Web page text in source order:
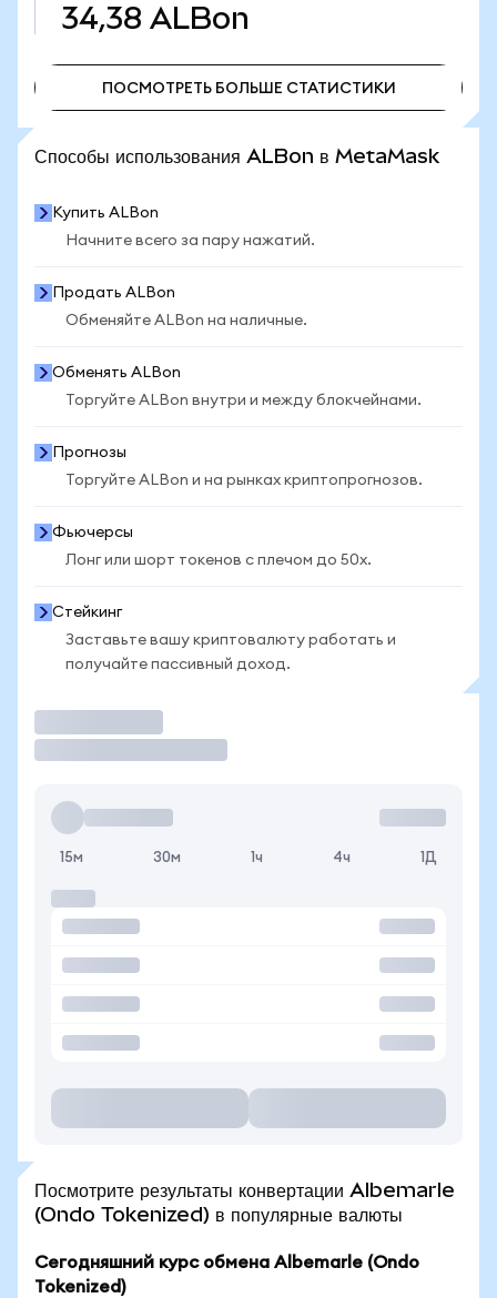
34,38 ALBon
ПОСМОТРЕТЬ БОЛЬШЕ СТАТИСТИКИ
Способы использования ALBon в MetaMask
Купить ALBon
Начните всего за пару нажатий.
Продать ALBon
Обменяйте ALBon на наличные.
Обменять ALBon
Торгуйте ALBon внутри и между блокчейнами.
Прогнозы
Торгуйте ALBon и на рынках криптопрогнозов.
Фьючерсы
Лонг или шорт токенов с плечом до 50x.
Стейкинг
Заставьте вашу криптовалюту работать и
получайте пассивный доход.
15м 30м 1ч 4ч 1Д
Посмотрите результаты конвертации Albemarle
(Ondo Tokenized) в популярные валюты
Сегодняшний курс обмена Albemarle (Ondo
Tokenized)